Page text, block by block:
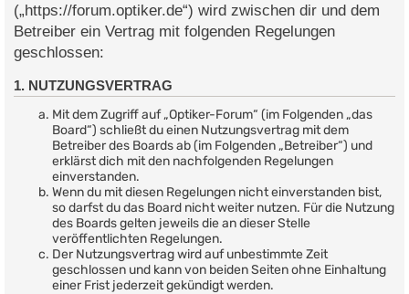
(„https://forum.optiker.de“) wird zwischen dir und dem
Betreiber ein Vertrag mit folgenden Regelungen
geschlossen:
1. NUTZUNGSVERTRAG
Mit dem Zugriff auf „Optiker-Forum“ (im Folgenden „das
Board“) schließt du einen Nutzungsvertrag mit dem
Betreiber des Boards ab (im Folgenden „Betreiber“) und
erklärst dich mit den nachfolgenden Regelungen
einverstanden.
Wenn du mit diesen Regelungen nicht einverstanden bist,
so darfst du das Board nicht weiter nutzen. Für die Nutzung
des Boards gelten jeweils die an dieser Stelle
veröffentlichten Regelungen.
Der Nutzungsvertrag wird auf unbestimmte Zeit
geschlossen und kann von beiden Seiten ohne Einhaltung
einer Frist jederzeit gekündigt werden.